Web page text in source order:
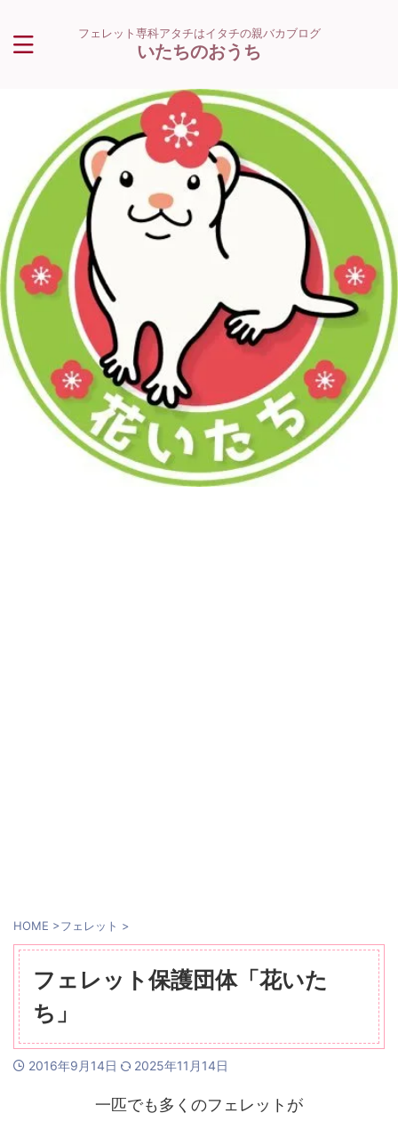
フェレット専科アタチはイタチの親バカブログ
いたちのおうち
HOME >フェレット >
フェレット保護団体「花いた
ち」
2016年9月14日 2025年11月14日
一匹でも多くのフェレットが